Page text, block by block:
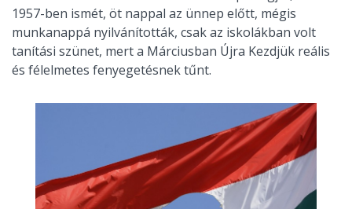
1957-ben ismét, öt nappal az ünnep előtt, mégis
munkanappá nyilvánították, csak az iskolákban volt
tanítási szünet, mert a Márciusban Újra Kezdjük reális
és félelmetes fenyegetésnek tűnt.